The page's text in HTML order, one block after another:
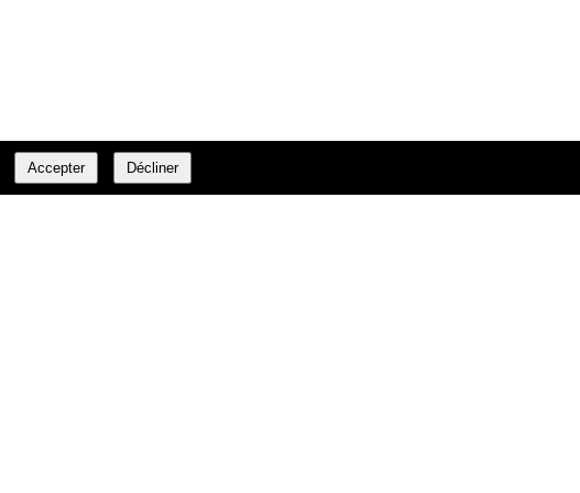
Accepter Décliner